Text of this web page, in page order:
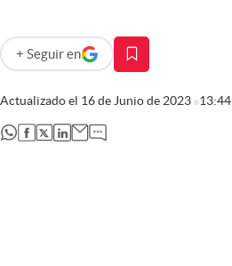
Actualizado el 16 de Junio de 2023 13:44
+ Seguir en
abre en nueva pestaña
abre en nueva pestaña
abre en nueva pestaña
abre en nueva pestaña
abre en nueva pestaña